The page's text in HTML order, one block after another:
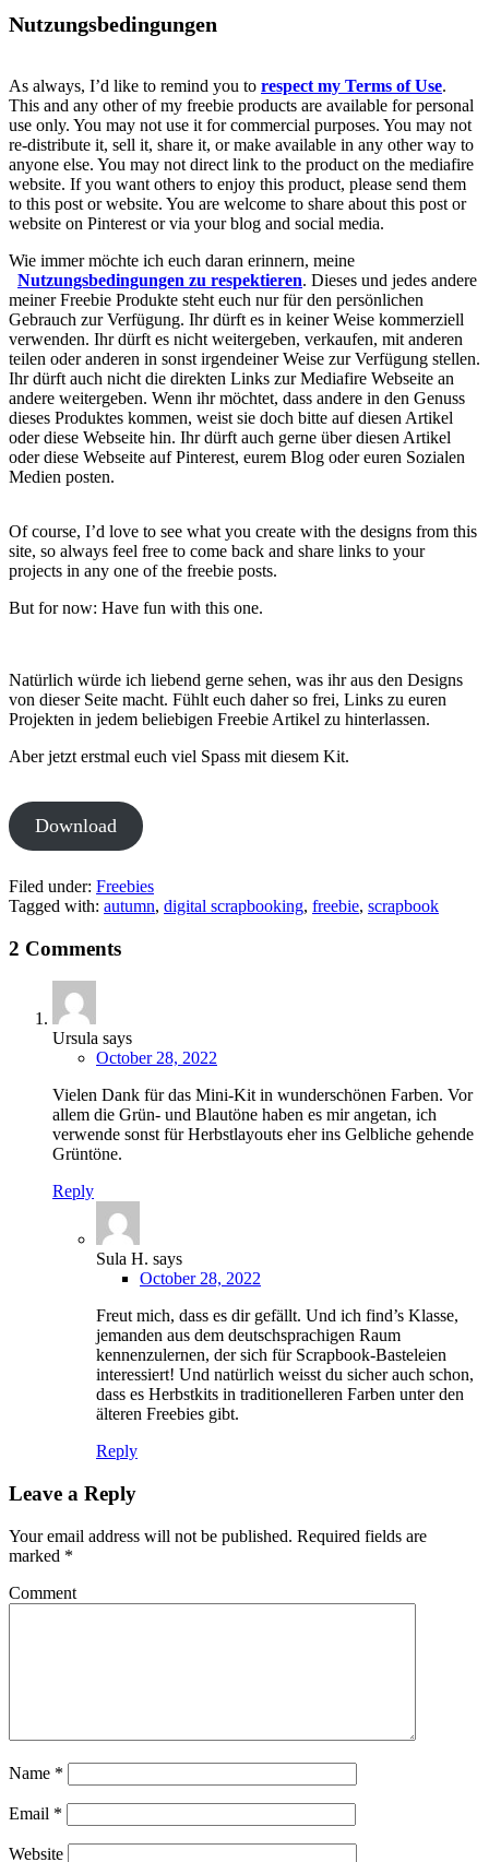
Nutzungsbedingungen
As always, I’d like to remind you to respect my Terms of Use.
This and any other of my freebie products are available for personal
use only. You may not use it for commercial purposes. You may not
re-distribute it, sell it, share it, or make available in any other way to
anyone else. You may not direct link to the product on the mediafire
website. If you want others to enjoy this product, please send them
to this post or website. You are welcome to share about this post or
website on Pinterest or via your blog and social media.
Wie immer möchte ich euch daran erinnern, meine
Nutzungsbedingungen zu respektieren. Dieses und jedes andere
meiner Freebie Produkte steht euch nur für den persönlichen
Gebrauch zur Verfügung. Ihr dürft es in keiner Weise kommerziell
verwenden. Ihr dürft es nicht weitergeben, verkaufen, mit anderen
teilen oder anderen in sonst irgendeiner Weise zur Verfügung stellen.
Ihr dürft auch nicht die direkten Links zur Mediafire Webseite an
andere weitergeben. Wenn ihr möchtet, dass andere in den Genuss
dieses Produktes kommen, weist sie doch bitte auf diesen Artikel
oder diese Webseite hin. Ihr dürft auch gerne über diesen Artikel
oder diese Webseite auf Pinterest, eurem Blog oder euren Sozialen
Medien posten.
Of course, I’d love to see what you create with the designs from this
site, so always feel free to come back and share links to your
projects in any one of the freebie posts.
But for now: Have fun with this one.
Natürlich würde ich liebend gerne sehen, was ihr aus den Designs
von dieser Seite macht. Fühlt euch daher so frei, Links zu euren
Projekten in jedem beliebigen Freebie Artikel zu hinterlassen.
Aber jetzt erstmal euch viel Spass mit diesem Kit.
Download
Filed under: Freebies
Tagged with: autumn, digital scrapbooking, freebie, scrapbook
2 Comments
Ursula says
October 28, 2022
Vielen Dank für das Mini-Kit in wunderschönen Farben. Vor
allem die Grün- und Blautöne haben es mir angetan, ich
verwende sonst für Herbstlayouts eher ins Gelbliche gehende
Grüntöne.
Reply
Sula H. says
October 28, 2022
Freut mich, dass es dir gefällt. Und ich find’s Klasse,
jemanden aus dem deutschsprachigen Raum
kennenzulernen, der sich für Scrapbook-Basteleien
interessiert! Und natürlich weisst du sicher auch schon,
dass es Herbstkits in traditionelleren Farben unter den
älteren Freebies gibt.
Reply
Leave a Reply
Your email address will not be published. Required fields are
marked *
Comment
Name *
Email *
Website